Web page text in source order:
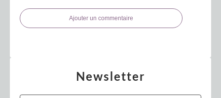
Ajouter un commentaire
Newsletter